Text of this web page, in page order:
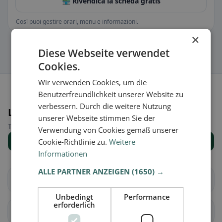
Così puoi gestire orari, menu e informazioni.
Luoghi nelle vicinanze
Trova il luogo giusto per la tua ricerca di ristoranti.
Mostra tutti i luoghi
×
Diese Webseite verwendet
Cookies.
Wir verwenden Cookies, um die
Benutzerfreundlichkeit unserer Website zu
verbessern. Durch die weitere Nutzung
unserer Webseite stimmen Sie der
Verwendung von Cookies gemäß unserer
Cookie-Richtlinie zu.Weitere
Informationen
ALLE PARTNER ANZEIGEN(1650) →
Unbedingt
erforderlich
Performance